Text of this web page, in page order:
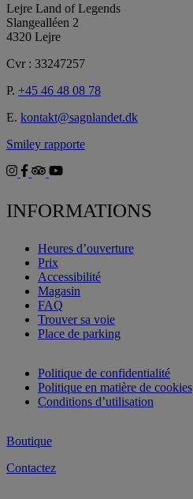
Lejre Land of Legends
Slangealléen 2
4320 Lejre
Cvr : 33247257
P. +45 46 48 08 78
E. kontakt@sagnlandet.dk
Smiley rapporte
INFORMATIONS
Heures d’ouverture
Prix
Accessibilité
Magasin
FAQ
Trouver sa voie
Place de parking
Politique de confidentialité
Politique en matière de cookies
Conditions d’utilisation
Boutique
Contactez